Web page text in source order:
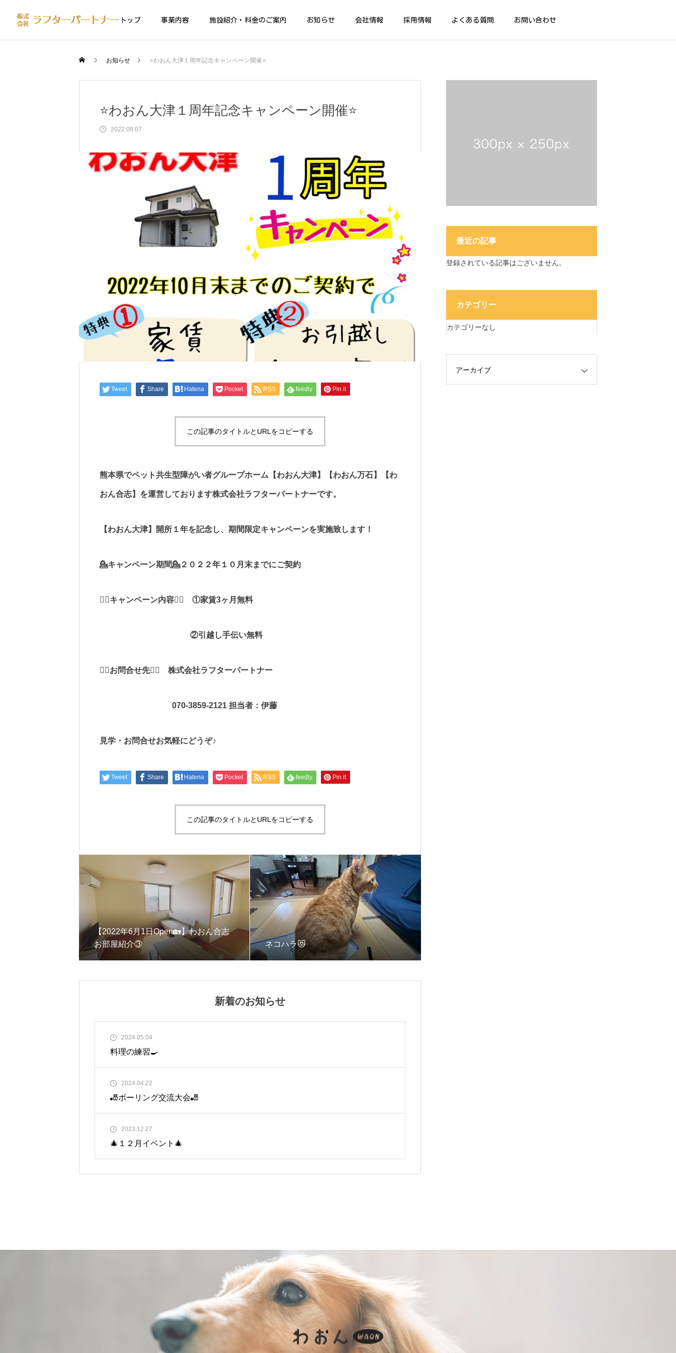
トップ 事業内容 施設紹介・料金のご案内 お知らせ 会社情報 採用情報 よくある質問 お問い合わせ
お知らせ ⭐️わおん大津１周年記念キャンペーン開催⭐️
⭐️わおん大津１周年記念キャンペーン開催⭐️
2022.08.07
Tweet Share Hatena Pocket RSS feedly Pin it
この記事のタイトルとURLをコピーする
熊本県でペット共生型障がい者グループホーム【わおん大津】【わおん万石】【わ
おん合志】を運営しております株式会社ラフターパートナーです。
【わおん大津】開所１年を記念し、期間限定キャンペーンを実施致します！
💁キャンペーン期間💁２０２２年１０月末までにご契約
💁‍♀️キャンペーン内容💁‍♀️ ①家賃3ヶ月無料
②引越し手伝い無料
💁‍♂️お問合せ先💁‍♂️ 株式会社ラフターパートナー
070-3859-2121 担当者：伊藤
見学・お問合せお気軽にどうぞ♪
Tweet Share Hatena Pocket RSS feedly Pin it
この記事のタイトルとURLをコピーする
【2022年6月1日Open🏡】わおん合志
お部屋紹介③
ネコハラ😻
新着のお知らせ
2024.05.04
料理の練習🍳
2024.04.22
🎳ボーリング交流大会🎳
2023.12.27
🎄１２月イベント🎄
最近の記事
登録されている記事はございません。
カテゴリー
カテゴリーなし
アーカイブ